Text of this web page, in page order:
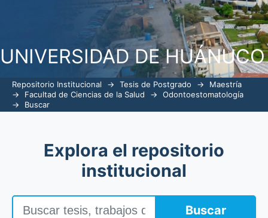
UNIVERSIDAD DE HUÁNUCO
Repositorio Institucional → Tesis de Postgrado →
Maestría
→
Facultad de Ciencias de la Salud →
Odontoestomatología
→
Buscar
Explora el repositorio
institucional
Buscar